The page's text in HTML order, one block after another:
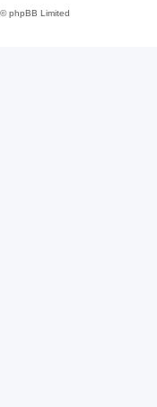
phpBB Limited